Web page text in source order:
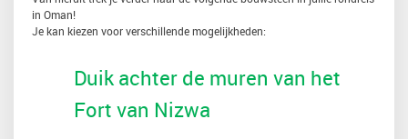
in Oman!
Je kan kiezen voor verschillende mogelijkheden:
Duik achter de muren van het
Fort van Nizwa